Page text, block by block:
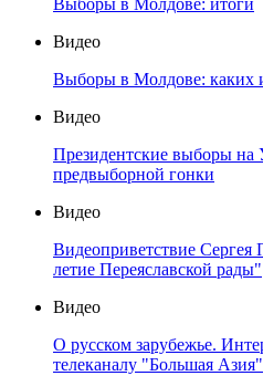
Выборы в Молдове: итоги
Видео
Выборы в Молдове: каких
Видео
Президентские выборы на
предвыборной гонки
Видео
Видеоприветствие Сергея
летие Переяславской рады"
Видео
О русском зарубежье.
телеканалу "Большая Азия"